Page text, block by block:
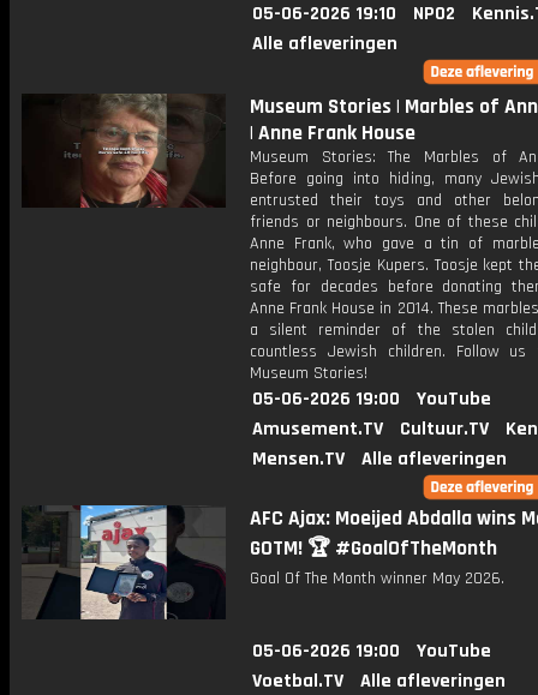
05-06-2026 19:10 NPO2
Alle afleveringen
Museum Stories | Marbles of
| Anne Frank House
Museum Stories: The Marbles of
Before going into hiding, many
entrusted their toys and other
friends or neighbours. One of these
Anne Frank, who gave a tin of
neighbour, Toosje Kupers. Toosje kept
safe for decades before donating
Anne Frank House in 2014. These
a silent reminder of the stolen
countless Jewish children. Follow
Museum Stories!
05-06-2026 19:00
YouTube
Amusement.TV
Cultuur.TV
Mensen.TV
Alle afleveringen
AFC Ajax: Moeijed Abdalla wins
GOTM! 🏆 #GoalOfTheMonth
Goal Of The Month winner May 2026.
05-06-2026 19:00
YouTube
Voetbal.TV
Alle afleveringen